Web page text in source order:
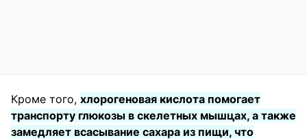
Кроме того, хлорогеновая кислота помогает
транспорту глюкозы в скелетных мышцах, а также
замедляет всасывание сахара из пищи, что